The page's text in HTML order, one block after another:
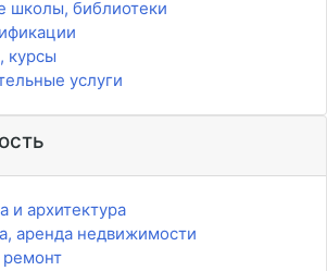
школы, библиотеки
курсы
услуги
и архитектура
аренда недвижимости
ремонт